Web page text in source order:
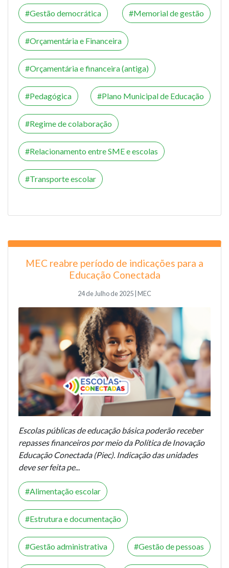
Gestão democrática Memorial de gestão
Orçamentária e Financeira
Orçamentária e financeira (antiga)
Pedagógica Plano Municipal de Educação
Regime de colaboração
Relacionamento entre SME e escolas
Transporte escolar
MEC reabre período de indicações para a
Educação Conectada
24 de Julho de 2025 | MEC
Escolas públicas de educação básica poderão receber
repasses financeiros por meio da Política de Inovação
Educação Conectada (Piec). Indicação das unidades
deve ser feita pe...
Alimentação escolar
Estrutura e documentação
Gestão administrativa Gestão de pessoas